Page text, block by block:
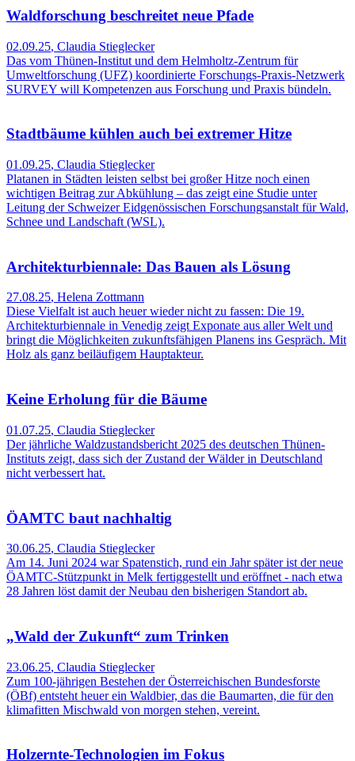
Waldforschung beschreitet neue Pfade
02.09.25, Claudia Stieglecker
Das vom Thünen-Institut und dem Helmholtz-Zentrum für
Umweltforschung (UFZ) koordinierte Forschungs-Praxis-Netzwerk
SURVEY will Kompetenzen aus Forschung und Praxis bündeln.
Stadtbäume kühlen auch bei extremer Hitze
01.09.25, Claudia Stieglecker
Platanen in Städten leisten selbst bei großer Hitze noch einen
wichtigen Beitrag zur Abkühlung – das zeigt eine Studie unter
Leitung der Schweizer Eidgenössischen Forschungsanstalt für Wald,
Schnee und Landschaft (WSL).
Architekturbiennale: Das Bauen als Lösung
27.08.25, Helena Zottmann
Diese Vielfalt ist auch heuer wieder nicht zu fassen: Die 19.
Architekturbiennale in Venedig zeigt Exponate aus aller Welt und
bringt die Möglichkeiten zukunftsfähigen Planens ins Gespräch. Mit
Holz als ganz beiläufigem Hauptakteur.
Keine Erholung für die Bäume
01.07.25, Claudia Stieglecker
Der jährliche Waldzustandsbericht 2025 des deutschen Thünen-
Instituts zeigt, dass sich der Zustand der Wälder in Deutschland
nicht verbessert hat.
ÖAMTC baut nachhaltig
30.06.25, Claudia Stieglecker
Am 14. Juni 2024 war Spatenstich, rund ein Jahr später ist der neue
ÖAMTC-Stützpunkt in Melk fertiggestellt und eröffnet - nach etwa
28 Jahren löst damit der Neubau den bisherigen Standort ab.
„Wald der Zukunft“ zum Trinken
23.06.25, Claudia Stieglecker
Zum 100-jährigen Bestehen der Österreichischen Bundesforste
(ÖBf) entsteht heuer ein Waldbier, das die Baumarten, die für den
klimafitten Mischwald von morgen stehen, vereint.
Holzernte-Technologien im Fokus